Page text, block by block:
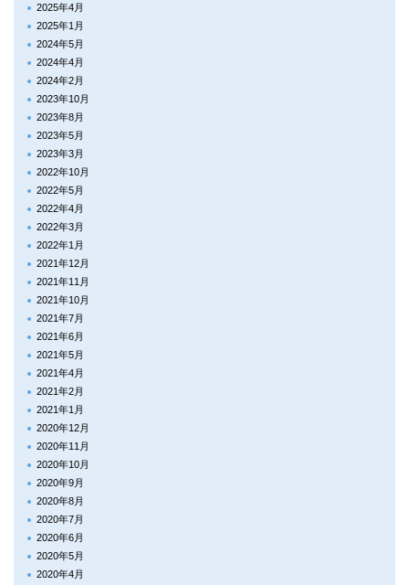
2025年4月
2025年1月
2024年5月
2024年4月
2024年2月
2023年10月
2023年8月
2023年5月
2023年3月
2022年10月
2022年5月
2022年4月
2022年3月
2022年1月
2021年12月
2021年11月
2021年10月
2021年7月
2021年6月
2021年5月
2021年4月
2021年2月
2021年1月
2020年12月
2020年11月
2020年10月
2020年9月
2020年8月
2020年7月
2020年6月
2020年5月
2020年4月